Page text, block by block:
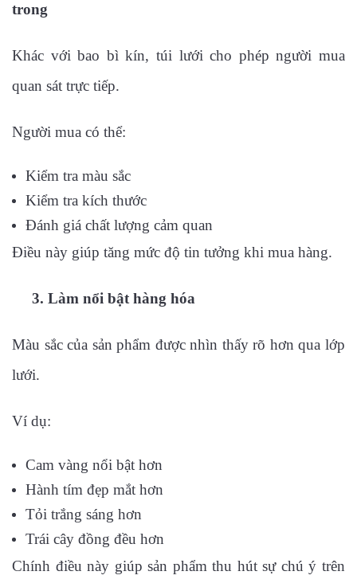
trong
Khác với bao bì kín, túi lưới cho phép người mua
quan sát trực tiếp.
Người mua có thể:
Kiểm tra màu sắc
Kiểm tra kích thước
Đánh giá chất lượng cảm quan
Điều này giúp tăng mức độ tin tưởng khi mua hàng.
3. Làm nổi bật hàng hóa
Màu sắc của sản phẩm được nhìn thấy rõ hơn qua lớp
lưới.
Ví dụ:
Cam vàng nổi bật hơn
Hành tím đẹp mắt hơn
Tỏi trắng sáng hơn
Trái cây đồng đều hơn
Chính điều này giúp sản phẩm thu hút sự chú ý trên